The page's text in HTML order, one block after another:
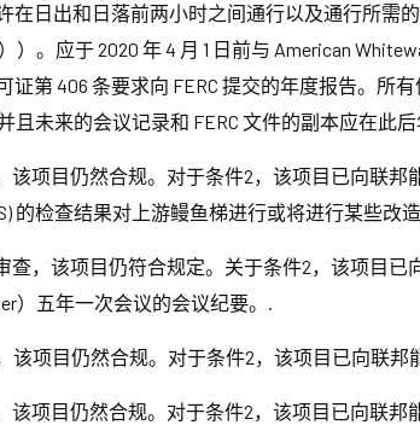
日出和日落前两小时之间通行以及通行所需的
）。应于 2020 年 4 月 1 日前与 American
第 406 条要求向 FERC 提交的年度报告。所
未来的会议记录和 FERC 文件的副本应在此后
项目仍然合规。对于条件2，该项目已向联邦
的检查结果对上游鳗鱼梯进行或将进行某些改造
，该项目仍符合规定。关于条件2，该项目已
）五年一次会议的会议纪要。.
项目仍然合规。对于条件2，该项目已向联邦
项目仍然合规。对于条件2，该项目已向联邦